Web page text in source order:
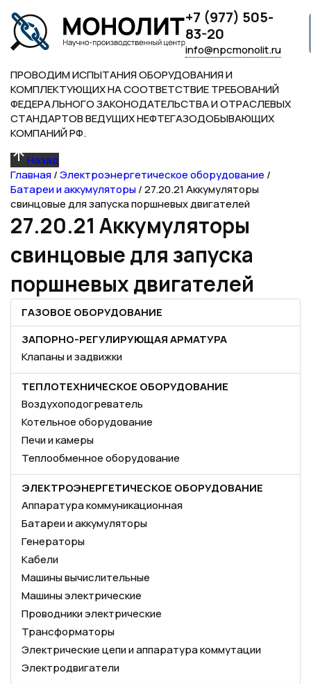
+7 (977) 505-
83-20
info@npcmonolit.ru
ПРОВОДИМ ИСПЫТАНИЯ ОБОРУДОВАНИЯ И
КОМПЛЕКТУЮЩИХ НА СООТВЕТСТВИЕ ТРЕБОВАНИЙ
ФЕДЕРАЛЬНОГО ЗАКОНОДАТЕЛЬСТВА И ОТРАСЛЕВЫХ
СТАНДАРТОВ ВЕДУЩИХ НЕФТЕГАЗОДОБЫВАЮЩИХ
КОМПАНИЙ РФ.
Назад
Главная/Электроэнергетическое оборудование /
Батареи и аккумуляторы/27.20.21 Аккумуляторы
свинцовые для запуска поршневых двигателей
27.20.21 Аккумуляторы
свинцовые для запуска
поршневых двигателей
ГАЗОВОЕ ОБОРУДОВАНИЕ
ЗАПОРНО-РЕГУЛИРУЮЩАЯ АРМАТУРА
Клапаны и задвижки
ТЕПЛОТЕХНИЧЕСКОЕ ОБОРУДОВАНИЕ
Воздухоподогреватель
Котельное оборудование
Печи и камеры
Теплообменное оборудование
ЭЛЕКТРОЭНЕРГЕТИЧЕСКОЕ ОБОРУДОВАНИЕ
Аппаратура коммуникационная
Батареи и аккумуляторы
Генераторы
Кабели
Машины вычислительные
Машины электрические
Проводники электрические
Трансформаторы
Электрические цепи и аппаратура коммутации
Электродвигатели